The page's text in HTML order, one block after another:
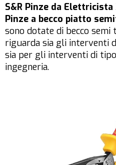
S&R Pinze da
Pinze a becco piatto
sono dotate di becco semi
riguarda sia gli interventi
sia per gli interventi di
ingegneria.